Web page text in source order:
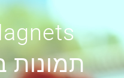
תמונות